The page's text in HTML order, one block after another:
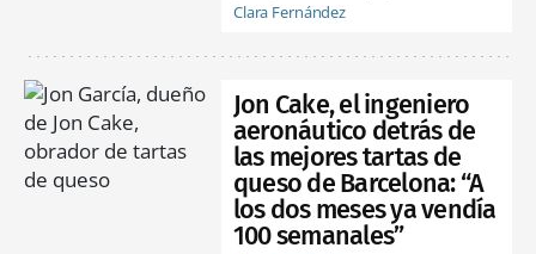
Clara Fernández
Jon Cake, el ingeniero
aeronáutico detrás de
las mejores tartas de
queso de Barcelona: “A
los dos meses ya vendía
100 semanales”